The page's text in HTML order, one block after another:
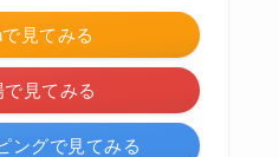
見てみる
見てみる
ングで見てみる